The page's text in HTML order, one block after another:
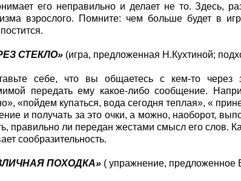
его неправильно и делает не то. Здесь,
взрослого. Помните: чем больше будет в
СТЕКЛО» (игра, предложенная Н.Кухтиной;
себе, что вы общаетесь с кем-то
передать ему какое-либо сообщение.
«пойдем купаться, вода сегодня теплая», «
и получать за это очки, а можно, наоборот,
правильно ли передан жестами смысл его слов.
сообразительность.
ПОХОДКА» ( упражнение, предложенное